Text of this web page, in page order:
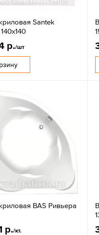
Santek
р./шт
BAS Ривьера
р./кт.